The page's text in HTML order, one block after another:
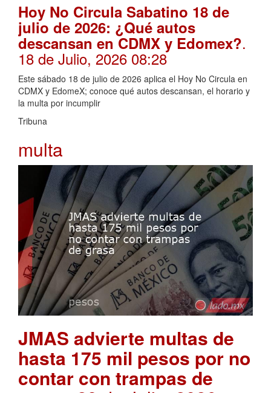
Hoy No Circula Sabatino 18 de
julio de 2026: ¿Qué autos
descansan en CDMX y Edomex?.
18 de Julio, 2026 08:28
Este sábado 18 de julio de 2026 aplica el Hoy No Circula en
CDMX y EdomeX; conoce qué autos descansan, el horario y
la multa por incumplir
Tribuna
multa
JMAS advierte multas de
hasta 175 mil pesos por no
contar con trampas de